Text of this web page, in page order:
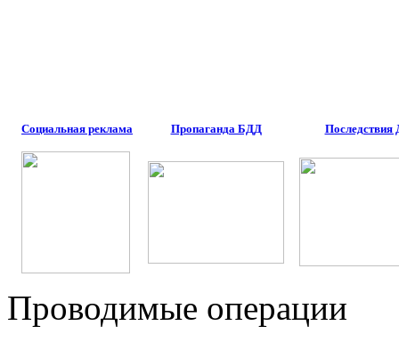
Социальная реклама Пропаганда БДД
Проводимые операции